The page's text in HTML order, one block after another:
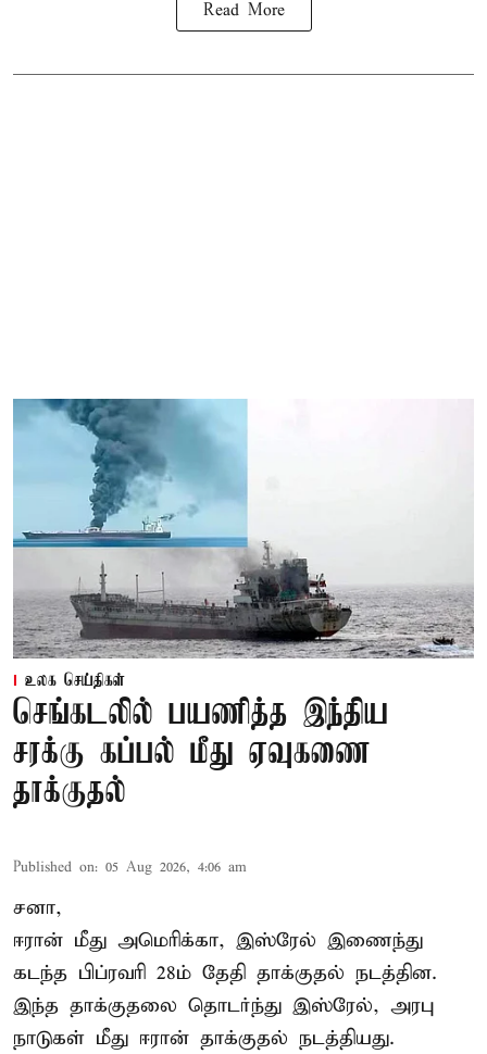
Read More
உலக செய்திகள்
செங்கடலில் பயணித்த இந்திய
சரக்கு கப்பல் மீது ஏவுகணை
தாக்குதல்
Published on: 05 Aug 2026, 4:06 am
சனா,
ஈரான் மீது அமெரிக்கா, இஸ்ரேல் இணைந்து
கடந்த பிப்ரவரி 28ம் தேதி தாக்குதல் நடத்தின.
இந்த தாக்குதலை தொடர்ந்து இஸ்ரேல், அரபு
நாடுகள் மீது ஈரான் தாக்குதல் நடத்தியது.